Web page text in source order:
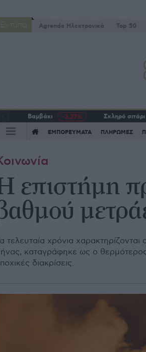
Έντυπα Agrenda Ηλεκτρονικά Top 50
Βαμβάκι -2,37% Σκληρό σιτάρι
ΕΜΠΟΡΕΥΜΑΤΑ ΠΛΗΡΩΜΕΣ
επιστήμη
τελευταία χρόνια
καταγράφηκε ως ο
διακρίσεις.